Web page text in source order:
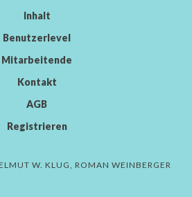
Inhalt
Benutzerlevel
Mitarbeitende
Kontakt
AGB
Registrieren
W. KLUG, ROMAN WEINBERGER